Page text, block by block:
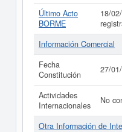
Último Acto
BORME
18/
Información Comercial
Fecha
Constitución
27/
Actividades
Internacionales
No
Otra Información de